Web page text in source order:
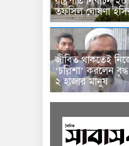
তফসিল ঘোষণা
জীবিত থাকতেই
‘চল্লিশা’ করলেন
২ হাজার মানুষ